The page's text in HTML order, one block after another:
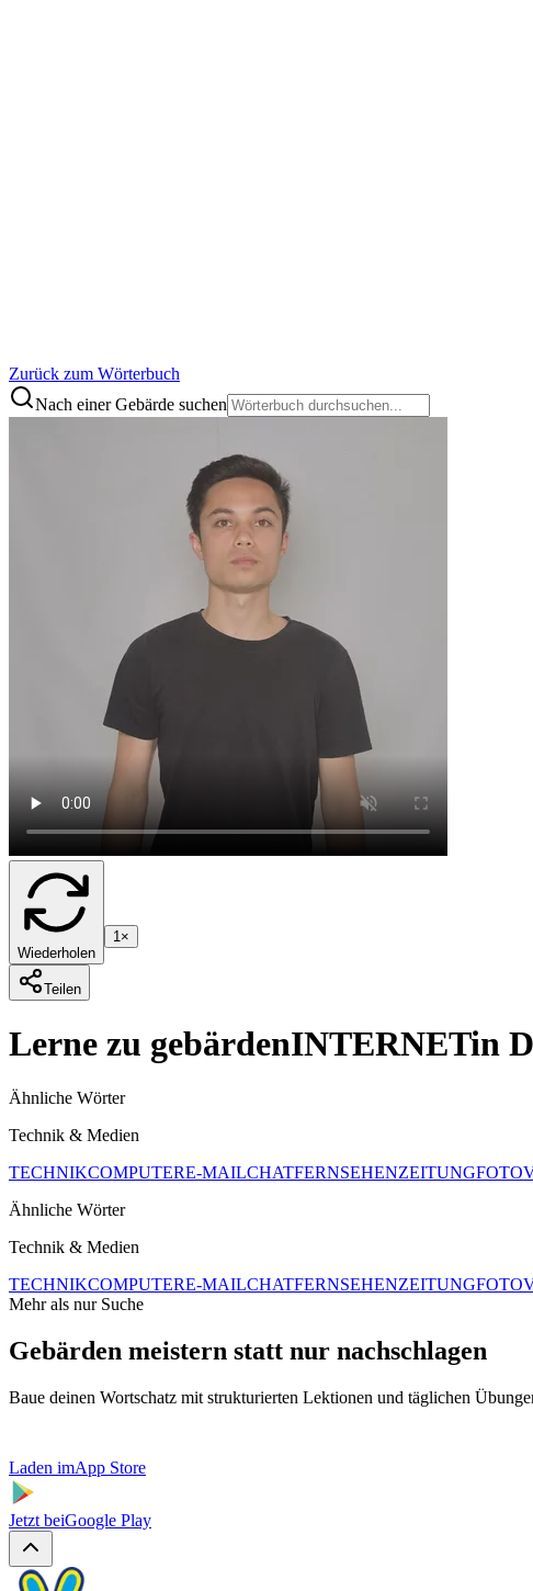
Zurück zum Wörterbuch
Nach einer Gebärde suchen
Wiederholen
1×
Teilen
Lerne zu gebärdenINTERNETin
Ähnliche Wörter
Technik & Medien
TECHNIKCOMPUTERE-MAILCHATFERNSEHENZEITUNGFOTO
Ähnliche Wörter
Technik & Medien
TECHNIKCOMPUTERE-MAILCHATFERNSEHENZEITUNGFOTO
Mehr als nur Suche
Gebärden meistern statt nur nachschlagen
Baue deinen Wortschatz mit strukturierten Lektionen und täglichen
Laden imApp Store
Jetzt beiGoogle Play